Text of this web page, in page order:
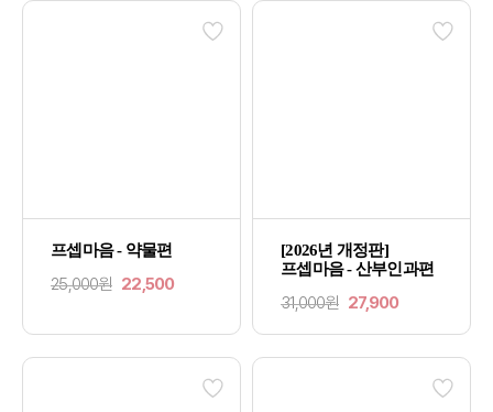
프셉마음 - 약물편
25,000원 22,500
[2026년 개정판]
프셉마음 - 산부인과편
31,000원 27,900